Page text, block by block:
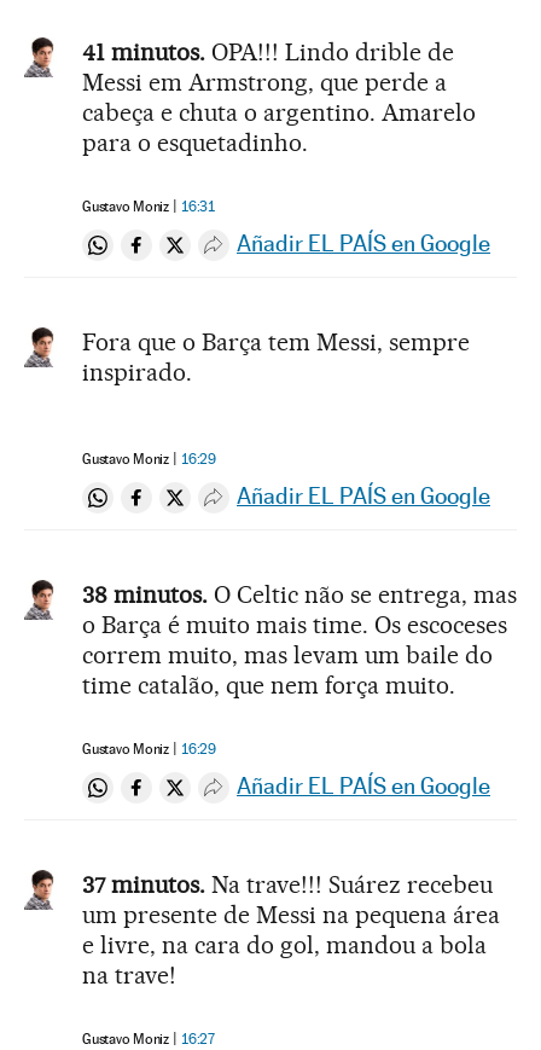
41 minutos. OPA!!! Lindo drible de
Messi em Armstrong, que perde a
cabeça e chuta o argentino. Amarelo
para o esquetadinho.
Gustavo Moniz 16:31
Compartir en Whatsapp
Compartir en Facebook
Compartir en Twitter
Desplegar Redes Sociales
Añadir EL PAÍS en Google
Fora que o Barça tem Messi, sempre
inspirado.
Gustavo Moniz 16:29
Compartir en Whatsapp
Compartir en Facebook
Compartir en Twitter
Desplegar Redes Sociales
Añadir EL PAÍS en Google
38 minutos. O Celtic não se entrega, mas
o Barça é muito mais time. Os escoceses
correm muito, mas levam um baile do
time catalão, que nem força muito.
Gustavo Moniz 16:29
Compartir en Whatsapp
Compartir en Facebook
Compartir en Twitter
Desplegar Redes Sociales
Añadir EL PAÍS en Google
37 minutos. Na trave!!! Suárez recebeu
um presente de Messi na pequena área
e livre, na cara do gol, mandou a bola
na trave!
Gustavo Moniz 16:27